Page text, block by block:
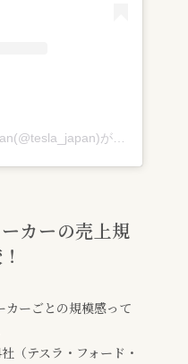
カーの売上規
カーごとの規模感って
（テスラ・フォード・